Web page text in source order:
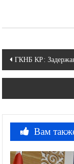
Навигация
по
ГКНБ КР:
Вам